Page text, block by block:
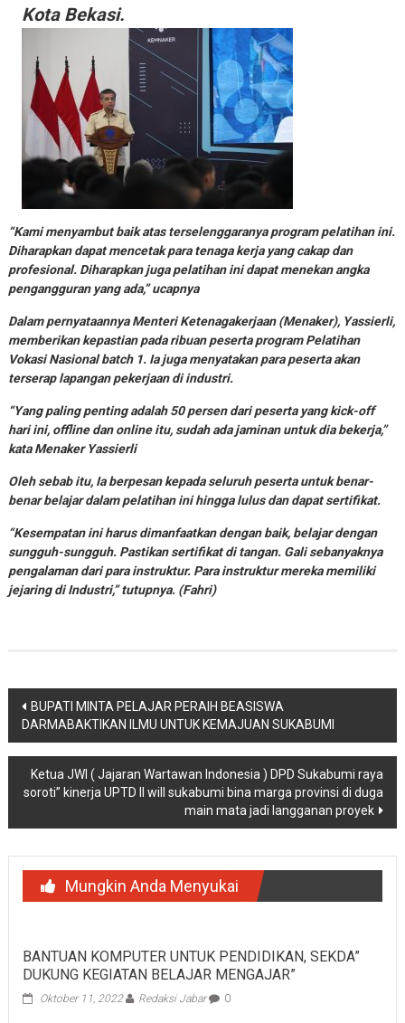
Kota Bekasi.
“Kami menyambut baik atas terselenggaranya program pelatihan ini.
Diharapkan dapat mencetak para tenaga kerja yang cakap dan
profesional. Diharapkan juga pelatihan ini dapat menekan angka
pengangguran yang ada,” ucapnya
Dalam pernyataannya Menteri Ketenagakerjaan (Menaker), Yassierli,
memberikan kepastian pada ribuan peserta program Pelatihan
Vokasi Nasional batch 1. Ia juga menyatakan para peserta akan
terserap lapangan pekerjaan di industri.
“Yang paling penting adalah 50 persen dari peserta yang kick-off
hari ini, offline dan online itu, sudah ada jaminan untuk dia bekerja,”
kata Menaker Yassierli
Oleh sebab itu, Ia berpesan kepada seluruh peserta untuk benar-
benar belajar dalam pelatihan ini hingga lulus dan dapat sertifikat.
“Kesempatan ini harus dimanfaatkan dengan baik, belajar dengan
sungguh-sungguh. Pastikan sertifikat di tangan. Gali sebanyaknya
pengalaman dari para instruktur. Para instruktur mereka memiliki
jejaring di Industri,” tutupnya. (Fahri)
Navigasi
pos
BUPATI MINTA PELAJAR PERAIH BEASISWA
DARMABAKTIKAN ILMU UNTUK KEMAJUAN SUKABUMI
Ketua JWI ( Jajaran Wartawan Indonesia ) DPD Sukabumi raya
soroti” kinerja UPTD II will sukabumi bina marga provinsi di duga
main mata jadi langganan proyek
Mungkin Anda Menyukai
BANTUAN KOMPUTER UNTUK PENDIDIKAN, SEKDA”
DUKUNG KEGIATAN BELAJAR MENGAJAR”
Oktober 11, 2022 Redaksi Jabar 0